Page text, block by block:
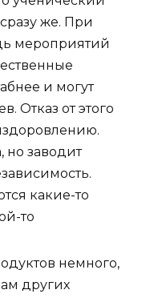
же. При
мероприятий
и могут
Отказ от этого
но заводит
какие-то
то
немного,
других